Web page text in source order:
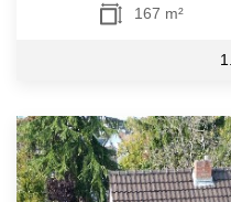
167 m²